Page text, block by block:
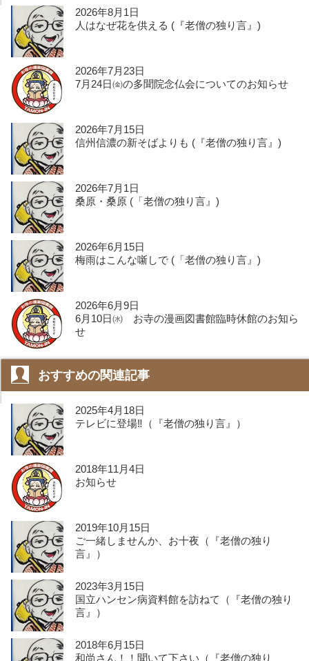
2026年8月1日
人はなぜ花を供える (『老僧の独り言』)
2026年7月23日
7月24日㈮の多聞院念仏会についてのお知らせ
2026年7月15日
信州信濃の新そばよりも (『老僧の独り言』)
2026年7月1日
桑原・桑原 (「老僧の独り言』)
2026年6月15日
梅雨はこんな噺しで (「老僧の独り言』)
2026年6月9日
6月10日㈬ お寺の漫画図書館臨時休館のお知ら
せ
おすすめの関連記事
2025年4月18日
テレビに登場‼️（『老僧の独り言』）
2018年11月4日
お知らせ
2019年10月15日
ご一緒しませんか、お十夜（『老僧の独り
言』）
2023年3月15日
国立ハンセン病資料館を訪ねて（『老僧の独り
言』）
2018年6月15日
和尚さん️！！聞いて下さい（『老僧の独り